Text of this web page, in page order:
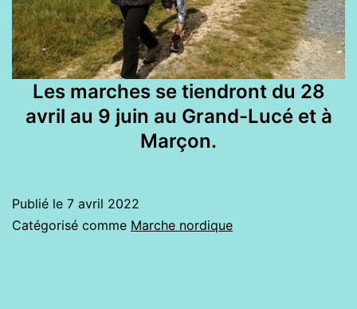
Les marches se tiendront du 28
avril au 9 juin au Grand-Lucé et à
Marçon.
Publié le 7 avril 2022
Catégorisé comme Marche nordique